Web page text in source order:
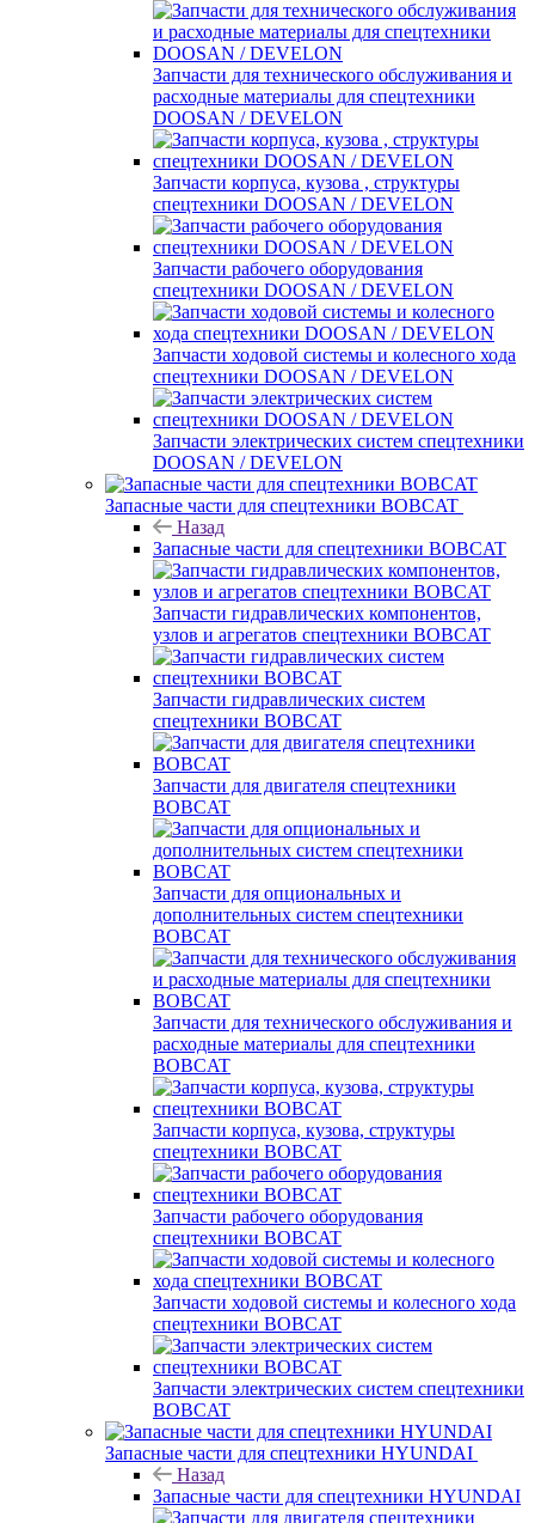
Запчасти для технического обслуживания и
расходные материалы для спецтехники
DOOSAN / DEVELON
Запчасти корпуса, кузова , структуры
спецтехники DOOSAN / DEVELON
Запчасти рабочего оборудования
спецтехники DOOSAN / DEVELON
Запчасти ходовой системы и колесного хода
спецтехники DOOSAN / DEVELON
Запчасти электрических систем спецтехники
DOOSAN / DEVELON
Запасные части для спецтехники BOBCAT
Назад
Запасные части для спецтехники BOBCAT
Запчасти гидравлических компонентов,
узлов и агрегатов спецтехники BOBCAT
Запчасти гидравлических систем
спецтехники BOBCAT
Запчасти для двигателя спецтехники
BOBCAT
Запчасти для опциональных и
дополнительных систем спецтехники
BOBCAT
Запчасти для технического обслуживания и
расходные материалы для спецтехники
BOBCAT
Запчасти корпуса, кузова, структуры
спецтехники BOBCAT
Запчасти рабочего оборудования
спецтехники BOBCAT
Запчасти ходовой системы и колесного хода
спецтехники BOBCAT
Запчасти электрических систем спецтехники
BOBCAT
Запасные части для спецтехники HYUNDAI
Назад
Запасные части для спецтехники HYUNDAI